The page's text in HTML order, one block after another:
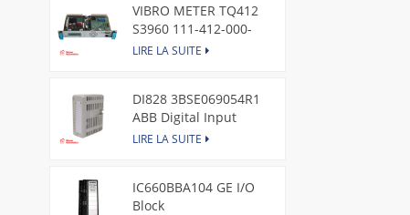
VIBRO METER TQ412
S3960 111-412-000-
013 Reverse Mount
LIRE LA SUITE
DI828 3BSE069054R1
ABB Digital Input
Module
LIRE LA SUITE
IC660BBA104 GE I/O
Block